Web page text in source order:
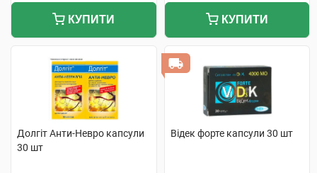
КУПИТИ КУПИТИ
Долгіт Анти-Невро капсули
30 шт
Відек форте капсули 30 шт